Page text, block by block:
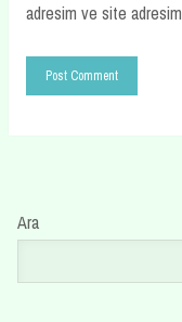
adresim ve site
Ara